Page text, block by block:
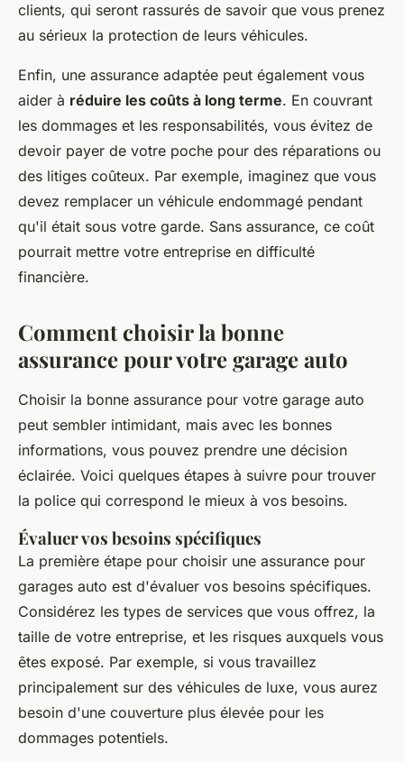
clients, qui seront rassurés de savoir que vous prenez
au sérieux la protection de leurs véhicules.
Enfin, une assurance adaptée peut également vous
aider à réduire les coûts à long terme. En couvrant
les dommages et les responsabilités, vous évitez de
devoir payer de votre poche pour des réparations ou
des litiges coûteux. Par exemple, imaginez que vous
devez remplacer un véhicule endommagé pendant
qu'il était sous votre garde. Sans assurance, ce coût
pourrait mettre votre entreprise en difficulté
financière.
Comment choisir la bonne
assurance pour votre garage auto
Choisir la bonne assurance pour votre garage auto
peut sembler intimidant, mais avec les bonnes
informations, vous pouvez prendre une décision
éclairée. Voici quelques étapes à suivre pour trouver
la police qui correspond le mieux à vos besoins.
Évaluer vos besoins spécifiques
La première étape pour choisir une assurance pour
garages auto est d'évaluer vos besoins spécifiques.
Considérez les types de services que vous offrez, la
taille de votre entreprise, et les risques auxquels vous
êtes exposé. Par exemple, si vous travaillez
principalement sur des véhicules de luxe, vous aurez
besoin d'une couverture plus élevée pour les
dommages potentiels.